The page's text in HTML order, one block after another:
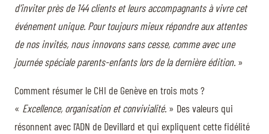
d’inviter près de 144 clients et leurs accompagnants à vivre cet
événement unique. Pour toujours mieux répondre aux attentes
de nos invités, nous innovons sans cesse, comme avec une
journée spéciale parents-enfants lors de la dernière édition. »
Comment résumer le CHI de Genève en trois mots ?
« Excellence, organisation et convivialité. » Des valeurs qui
résonnent avec l’ADN de Devillard et qui expliquent cette fidélité